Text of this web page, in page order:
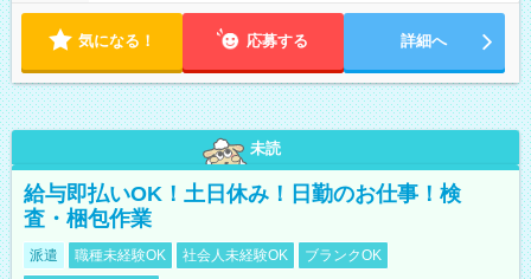
気になる！ 応募する 詳細へ
未読
給与即払いOK！土日休み！日勤のお仕事！検
査・梱包作業
派遣 職種未経験OK 社会人未経験OK
ブランクOK